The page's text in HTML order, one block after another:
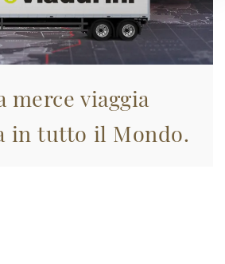
merce viaggia
in tutto il Mondo.